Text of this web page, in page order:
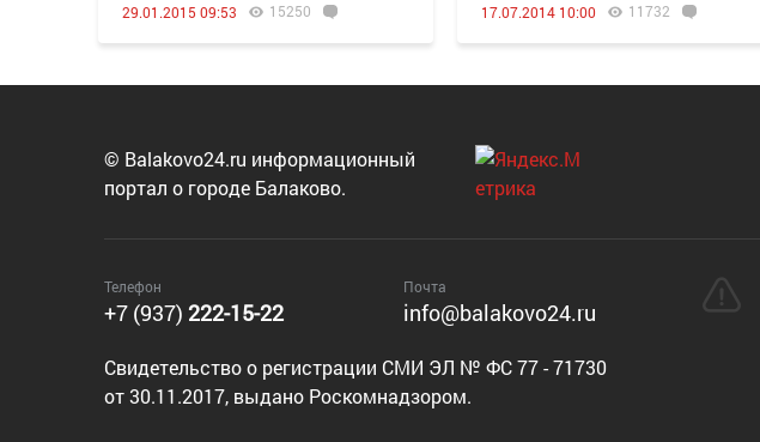
29.01.2015 09:53 15250 17.07.2014 10:00 11732
© Balakovo24.ru информационный
портал о городе Балаково.
Телефон
+7 (937) 222-15-22
Почта
info@balakovo24.ru
Cвидетельство о регистрации СМИ ЭЛ № ФС 77 - 71730
от 30.11.2017, выдано Роскомнадзором.